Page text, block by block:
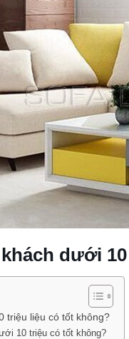
dưới
triệu liệu có tốt không?
10 triệu có tốt không?